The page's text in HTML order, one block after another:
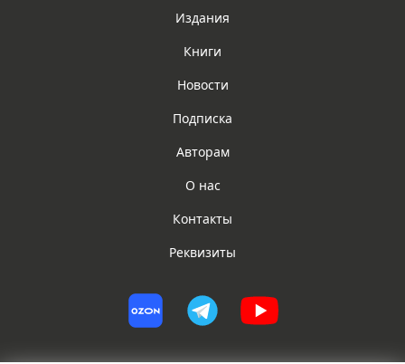
Издания
Книги
Новости
Подписка
Авторам
О нас
Контакты
Реквизиты